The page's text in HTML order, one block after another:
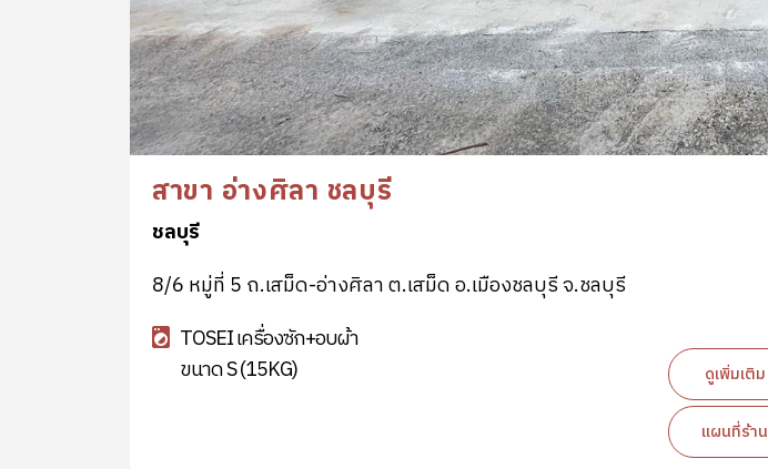
สาขา อ่างศิลา ชลบุรี
ชลบุรี
8/6 หมู่ที่ 5 ถ.เสม็ด-อ่างศิลา ต.เสม็ด อ.เมืองชลบุรี จ.ชลบุรี
TOSEI เครื่องซัก+อบผ้า
ขนาด S (15KG)
ดูเพิ่มเติม
แผนที่ร้าน